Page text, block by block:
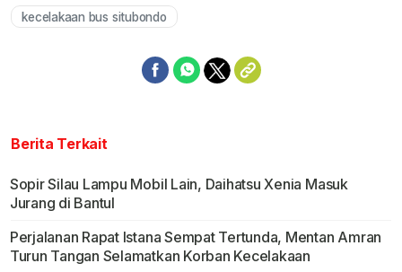
kecelakaan bus situbondo
Berita Terkait
Sopir Silau Lampu Mobil Lain, Daihatsu Xenia Masuk
Jurang di Bantul
Perjalanan Rapat Istana Sempat Tertunda, Mentan Amran
Turun Tangan Selamatkan Korban Kecelakaan